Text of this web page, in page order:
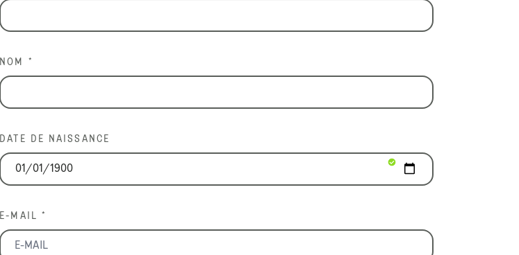
NOM *
DATE DE NAISSANCE
E-MAIL *